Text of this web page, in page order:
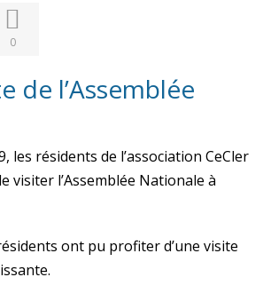
0
de l’Assemblée
les résidents de l’association CeCler
visiter l’Assemblée Nationale à
ont pu profiter d’une visite